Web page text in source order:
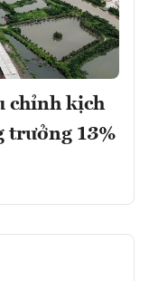
chỉnh kịch
trưởng 13%